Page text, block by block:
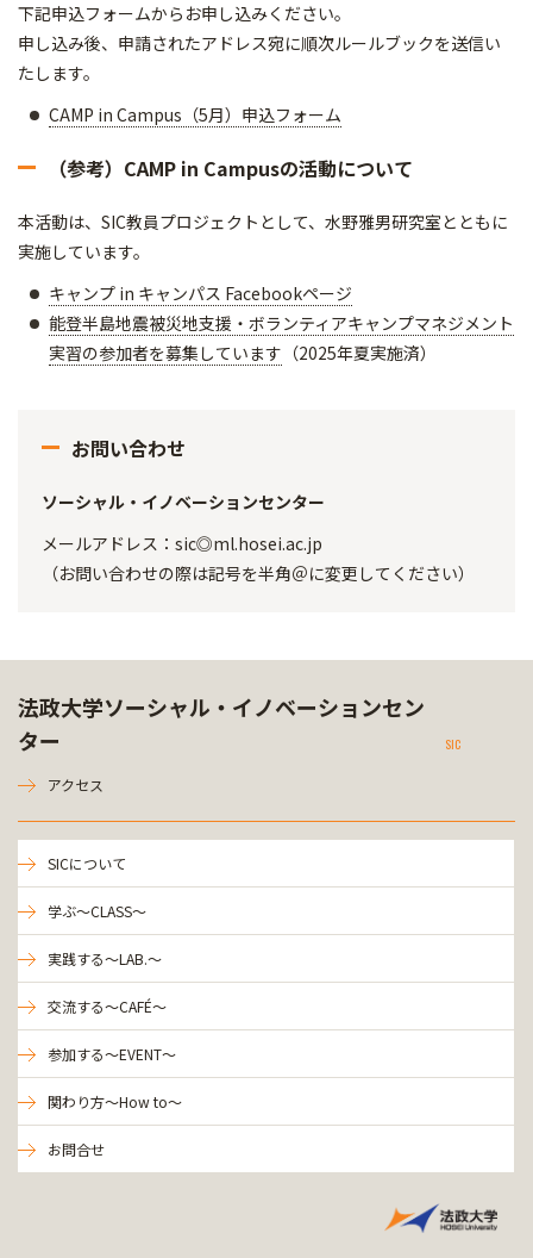
下記申込フォームからお申し込みください。
申し込み後、申請されたアドレス宛に順次ルールブックを送信い
たします。
CAMP in Campus（5月）申込フォーム
（参考）CAMP in Campusの活動について
本活動は、SIC教員プロジェクトとして、水野雅男研究室とともに
実施しています。
キャンプ in キャンパス Facebookページ
能登半島地震被災地支援・ボランティアキャンプマネジメント
実習の参加者を募集しています （2025年夏実施済）
お問い合わせ
ソーシャル・イノベーションセンター
メールアドレス：sic◎ml.hosei.ac.jp
（お問い合わせの際は記号を半角＠に変更してください）
法政大学ソーシャル・イノベーションセン
ター
SIC
アクセス
SICについて
学ぶ～CLASS～
実践する～LAB.～
交流する～CAFÉ～
参加する～EVENT～
関わり方～How to～
お問合せ